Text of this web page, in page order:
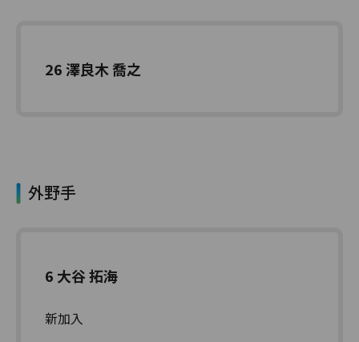
26 澤良木 喬之
外野手
6 大谷 拓海
新加入